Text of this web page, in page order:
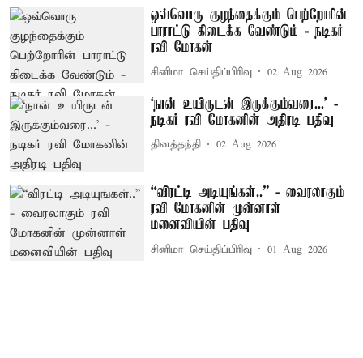
ஒவ்வொரு குழந்தைக்கும் பெற்றோரின்
பாராட்டு கிடைக்க வேண்டும் - நடிகர்
ரவி மோகன்
சினிமா செய்திப்பிரிவு 02 Aug 2026
‘நான் உயிருடன் இருக்கும்வரை...’ -
நடிகர் ரவி மோகனின் அதிரடி பதிவு
தினத்தந்தி 02 Aug 2026
“விரட்டி அடியுங்கள்..” - வைரலாகும்
ரவி மோகனின் முன்னாள்
மனைவியின் பதிவு
சினிமா செய்திப்பிரிவு 01 Aug 2026